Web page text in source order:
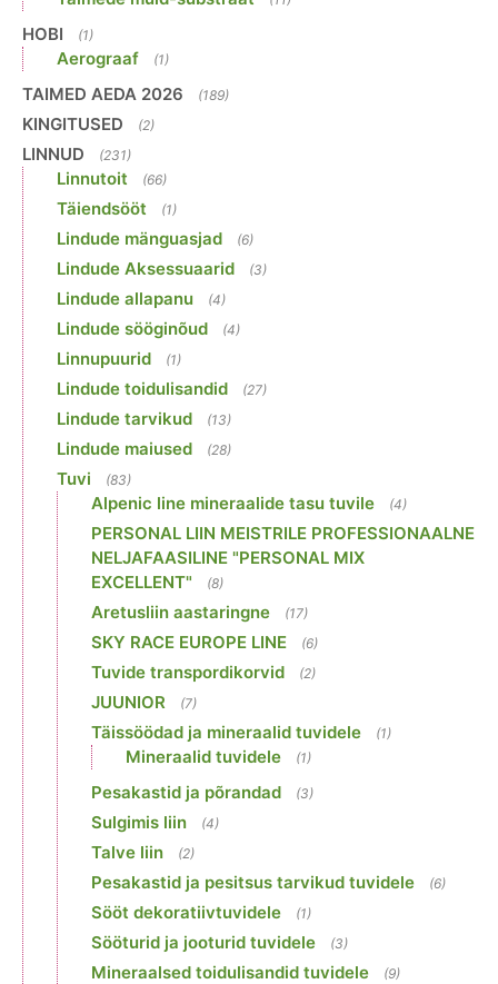
HOBI (1)
Aerograaf (1)
TAIMED AEDA 2026 (189)
KINGITUSED (2)
LINNUD (231)
Linnutoit (66)
Täiendsööt (1)
Lindude mänguasjad (6)
Lindude Aksessuaarid (3)
Lindude allapanu (4)
Lindude sööginõud (4)
Linnupuurid (1)
Lindude toidulisandid (27)
Lindude tarvikud (13)
Lindude maiused (28)
Tuvi (83)
Alpenic line mineraalide tasu tuvile (4)
PERSONAL LIIN MEISTRILE PROFESSIONAALNE
NELJAFAASILINE "PERSONAL MIX
EXCELLENT"
(8)
Aretusliin aastaringne (17)
SKY RACE EUROPE LINE (6)
Tuvide transpordikorvid (2)
JUUNIOR (7)
Täissöödad ja mineraalid tuvidele (1)
Mineraalid tuvidele (1)
Pesakastid ja põrandad (3)
Sulgimis liin (4)
Talve liin (2)
Pesakastid ja pesitsus tarvikud tuvidele (6)
Sööt dekoratiivtuvidele (1)
Sööturid ja jooturid tuvidele (3)
Mineraalsed toidulisandid tuvidele (9)